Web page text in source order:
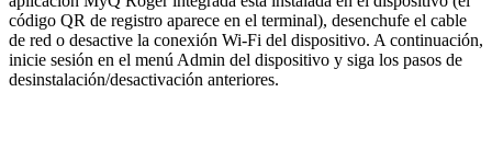
código QR de registro aparece en el terminal), desenchufe el cable
de red o desactive la conexión Wi-Fi del dispositivo. A continuación,
inicie sesión en el menú Admin del dispositivo y siga los pasos de
desinstalación/desactivación anteriores.